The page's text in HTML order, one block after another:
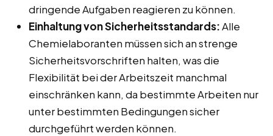
dringende Aufgaben reagieren zu können.
Einhaltung von Sicherheitsstandards:Alle
Chemielaboranten müssen sich an strenge
Sicherheitsvorschriften halten, was die
Flexibilität bei der Arbeitszeit manchmal
einschränken kann, da bestimmte Arbeiten nur
unter bestimmten Bedingungen sicher
durchgeführt werden können.